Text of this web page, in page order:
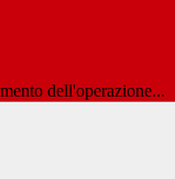
dell'operazione...